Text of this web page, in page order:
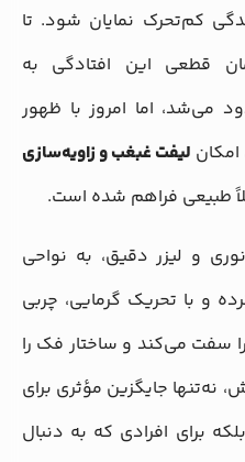
کم‌تحرک نمایان شود. تا
قطعی این افتادگی به
می‌شد، اما امروز با ظهور
امکان لیفت غبغب و زاویه‌سازی
طبیعی فراهم شده است.
و لیزر دقیق، به نواحی
و با تحریک گرمایی، چربی
سفت می‌کند و ساختار فک را
نه‌تنها جایگزین مؤثری برای
برای افرادی که به دنبال